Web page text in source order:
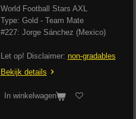
World Football Stars AXL
Type: Gold - Team Mate
#227: Jorge Sánchez (Mexico)
Let op! Disclaimer: non-gradables
Bekijk details
In winkelwagen